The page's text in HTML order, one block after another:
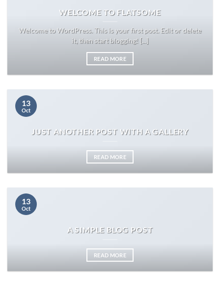
WELCOME TO FLATSOME
Welcome to WordPress. This is your first post. Edit or delete
it, then start blogging! [...]
READ MORE
JUST ANOTHER POST WITH A GALLERY
READ MORE
13
Oct
A SIMPLE BLOG POST
READ MORE
13
Oct